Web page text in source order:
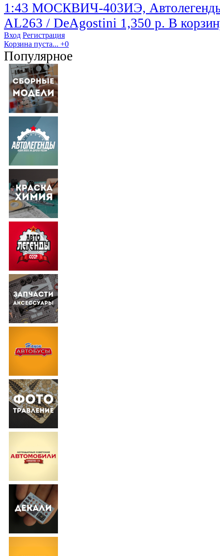
1:43 МОСКВИЧ-403ИЭ,
AL263 / DeAgostini 1,350 р. В
Вход Регистрация
Корзина пуста... +0
Популярное